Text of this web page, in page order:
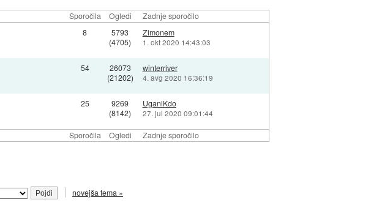
Sporočila Ogledi Zadnje sporočilo
Sporočila Ogledi Zadnje sporočilo
8
5793
(4705)
Zimonem
1. okt 2020 14:43:03
54
26073
(21202)
winterriver
4. avg 2020 16:36:19
25
9269
(8142)
UganiKdo
27. jul 2020 09:01:44
novejša tema »